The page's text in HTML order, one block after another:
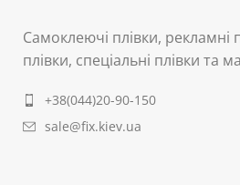
Самоклеючі плівки, рекламні
плівки, спеціальні плівки та
+38(044)20-90-150
sale@fix.kiev.ua